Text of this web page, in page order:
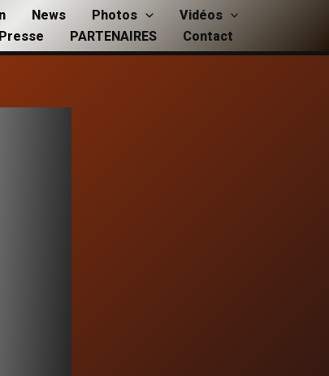
News Photos
Vidéos
PARTENAIRES Contact